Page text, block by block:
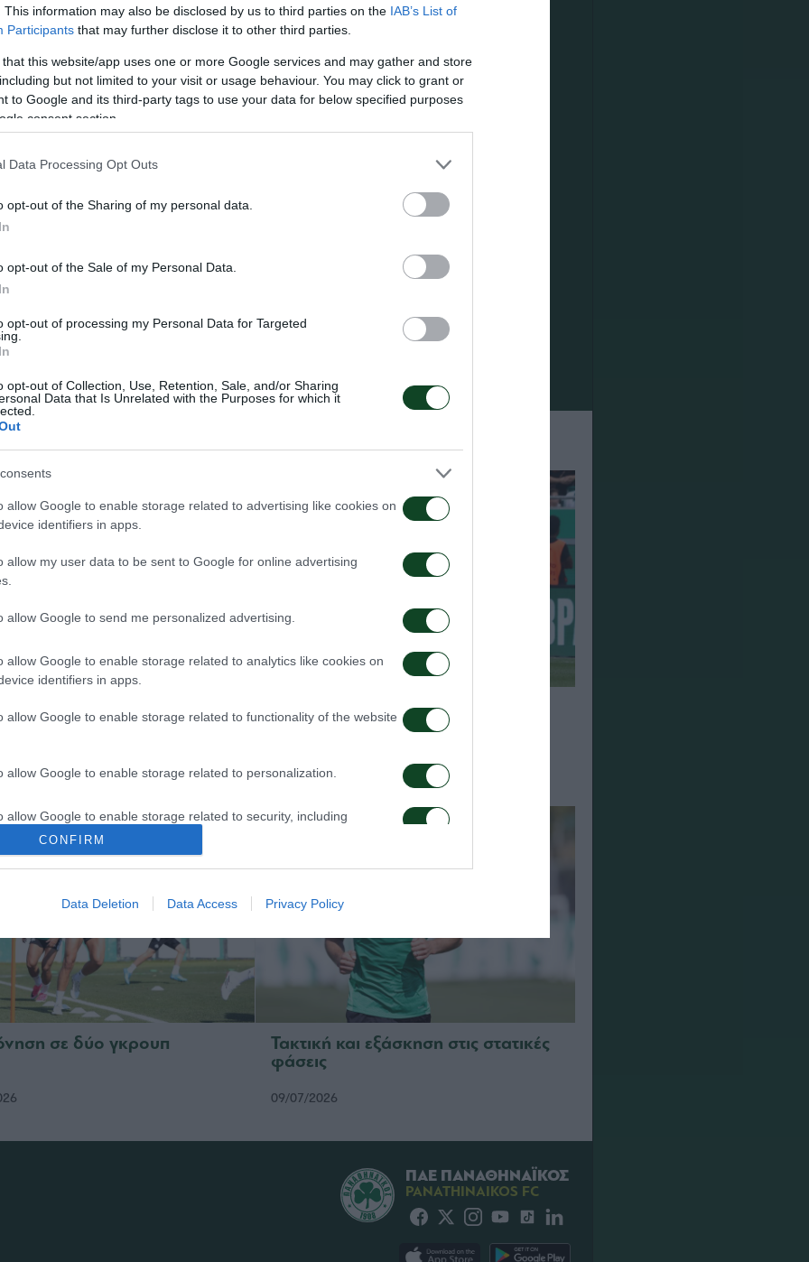
This information may also be disclosed by us to third parties on the IAB’s List of
Participants that may further disclose it to other third parties.
that this website/app uses one or more Google services and may gather and store
but not limited to your visit or usage behaviour. You may click to grant or
to Google and its third-party tags to use your data for below specified purposes
consent section.
Data Processing Opt Outs
opt-out of the Sharing of my personal data.
opt-out of the Sale of my Personal Data.
opt-out of processing my Personal Data for Targeted
opt-out of Collection, Use, Retention, Sale, and/or Sharing
Data that Is Unrelated with the Purposes for which it
allow Google to enable storage related to advertising like cookies on
identifiers in apps.
allow my user data to be sent to Google for online advertising
allow Google to send me personalized advertising.
allow Google to enable storage related to analytics like cookies on
identifiers in apps.
allow Google to enable storage related to functionality of the website
allow Google to enable storage related to personalization.
allow Google to enable storage related to security, including
functionality and fraud prevention, and other user protection.
CONFIRM
Data Deletion Data Access Privacy Policy
θα δώσει ο Παναθηναϊκός στο πλαίσιο της καλοκαιρινής του
την Helmond Sport στην Ολλανδία
την Grasshopper Club Zürich στη Λεωφόρο.
την Rapid Wien στην Αυστρία.
και φυσική κατάσταση Ήττα-μάθημα
σε δύο γκρουπ
Τακτική και εξάσκηση στις στατικές
φάσεις
09/07/2026
ΠΑΕ ΠΑΝΑΘΗΝΑΪΚΟΣ
PANATHINAIKOS FC